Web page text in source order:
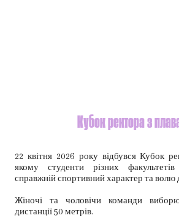
Кубок ректора з
22 квітня 2026 року відбувся Кубок
якому студенти різних
справжній спортивний характер та волю
Жіночі та чоловічи команди
дистанції 50 метрів.